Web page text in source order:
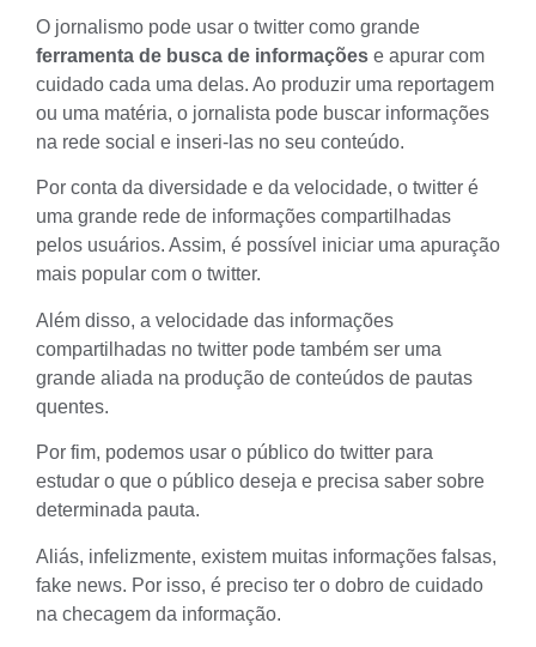
O jornalismo pode usar o twitter como grande
ferramenta de busca de informações e apurar com
cuidado cada uma delas. Ao produzir uma reportagem
ou uma matéria, o jornalista pode buscar informações
na rede social e inseri-las no seu conteúdo.
Por conta da diversidade e da velocidade, o twitter é
uma grande rede de informações compartilhadas
pelos usuários. Assim, é possível iniciar uma apuração
mais popular com o twitter.
Além disso, a velocidade das informações
compartilhadas no twitter pode também ser uma
grande aliada na produção de conteúdos de pautas
quentes.
Por fim, podemos usar o público do twitter para
estudar o que o público deseja e precisa saber sobre
determinada pauta.
Aliás, infelizmente, existem muitas informações falsas,
fake news. Por isso, é preciso ter o dobro de cuidado
na checagem da informação.